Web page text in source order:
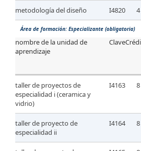
metodología del diseño I4820 4
Área de formación: Especializante (obligatoria)
nombre de la unidad de
aprendizaje
Clave
taller de proyectos de
especialidad i (ceramica y
vidrio)
I4163 8
taller de proyecto de
especialidad ii
I4164 8